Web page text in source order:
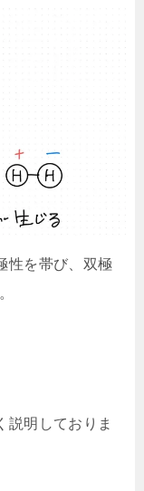
性を帯び、双極
説明しておりま